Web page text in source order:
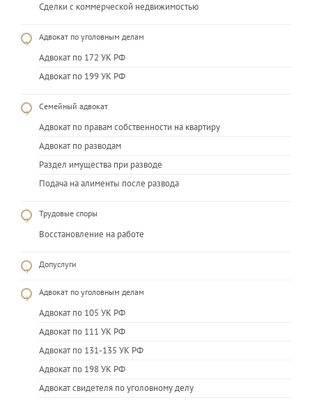
Сделки с коммерческой недвижимостью
Адвокат по уголовным делам
Адвокат по 172 УК РФ
Адвокат по 199 УК РФ
Семейный адвокат
Адвокат по правам собственности на квартиру
Адвокат по разводам
Раздел имущества при разводе
Подача на алименты после развода
Трудовые споры
Восстановление на работе
Допуслуги
Адвокат по уголовным делам
Адвокат по 105 УК РФ
Адвокат по 111 УК РФ
Адвокат по 131-135 УК РФ
Адвокат по 198 УК РФ
Адвокат свидетеля по уголовному делу